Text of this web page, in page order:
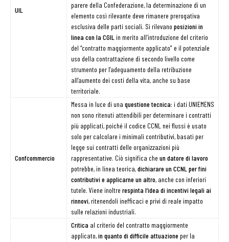
UIL
parere della Confederazione, la determinazione di un
elemento così rilevante deve rimanere prerogativa
esclusiva delle parti sociali. Si rilevano posizioni in
linea con la CGIL in merito all’introduzione del criterio
del “contratto maggiormente applicato” e il potenziale
uso della contrattazione di secondo livello come
strumento per l’adeguamento della retribuzione
all’aumento dei costi della vita, anche su base
territoriale.
Confcommercio
Messa in luce di una questione tecnica: i dati UNIEMENS
non sono ritenuti attendibili per determinare i contratti
più applicati, poiché il codice CCNL nei flussi è usato
solo per calcolare i minimali contributivi, basati per
legge sui contratti delle organizzazioni più
rappresentative. Ciò significa che un datore di lavoro
potrebbe, in linea teorica,dichiarare un CCNL per fini
contributivi e applicarne un altro, anche con inferiori
tutele. Viene inoltre respinta l’idea di incentivi legali ai
rinnovi, ritenendoli inefficaci e privi di reale impatto
sulle relazioni industriali.
Critica al criterio del contratto maggiormente
applicato,in quanto di difficile attuazione per la